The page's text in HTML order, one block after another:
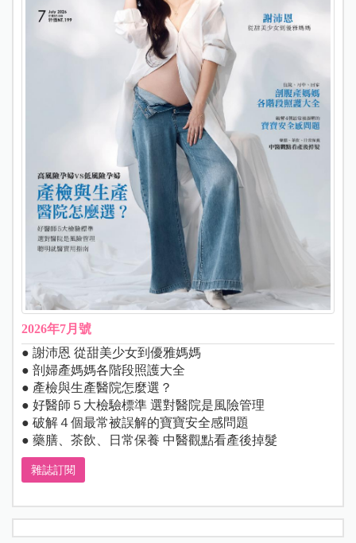
2026年7月號
● 謝沛恩 從甜美少女到優雅媽媽
● 剖婦產媽媽各階段照護大全
● 產檢與生產醫院怎麼選？
● 好醫師５大檢驗標準 選對醫院是風險管理
● 破解４個最常被誤解的寶寶安全感問題
● 藥膳、茶飲、日常保養 中醫觀點看產後掉髮
雜誌訂閱